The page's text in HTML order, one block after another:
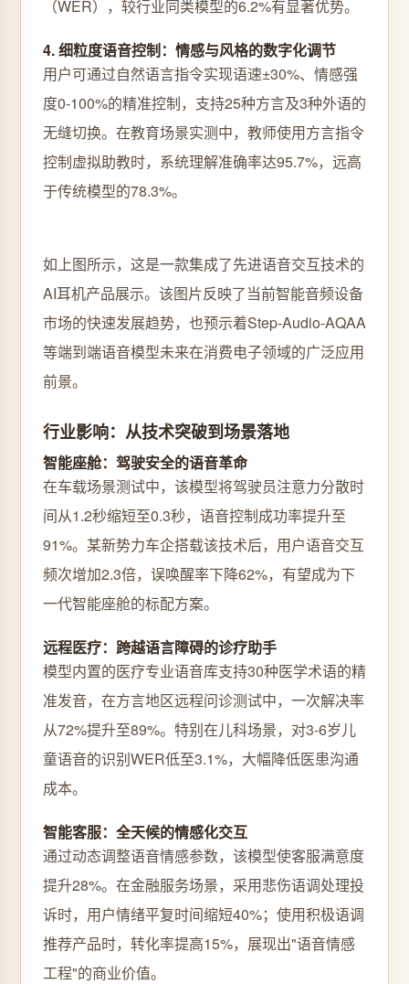
（WER），较行业同类模型的6.2%有显著优势。
4. 细粒度语音控制：情感与风格的数字化调节
用户可通过自然语言指令实现语速±30%、情感强
度0-100%的精准控制，支持25种方言及3种外语的
无缝切换。在教育场景实测中，教师使用方言指令
控制虚拟助教时，系统理解准确率达95.7%，远高
于传统模型的78.3%。
如上图所示，这是一款集成了先进语音交互技术的
AI耳机产品展示。该图片反映了当前智能音频设备
市场的快速发展趋势，也预示着Step-Audio-AQAA
等端到端语音模型未来在消费电子领域的广泛应用
前景。
行业影响：从技术突破到场景落地
智能座舱：驾驶安全的语音革命
在车载场景测试中，该模型将驾驶员注意力分散时
间从1.2秒缩短至0.3秒，语音控制成功率提升至
91%。某新势力车企搭载该技术后，用户语音交互
频次增加2.3倍，误唤醒率下降62%，有望成为下
一代智能座舱的标配方案。
远程医疗：跨越语言障碍的诊疗助手
模型内置的医疗专业语音库支持30种医学术语的精
准发音，在方言地区远程问诊测试中，一次解决率
从72%提升至89%。特别在儿科场景，对3-6岁儿
童语音的识别WER低至3.1%，大幅降低医患沟通
成本。
智能客服：全天候的情感化交互
通过动态调整语音情感参数，该模型使客服满意度
提升28%。在金融服务场景，采用悲伤语调处理投
诉时，用户情绪平复时间缩短40%；使用积极语调
推荐产品时，转化率提高15%，展现出"语音情感
工程"的商业价值。